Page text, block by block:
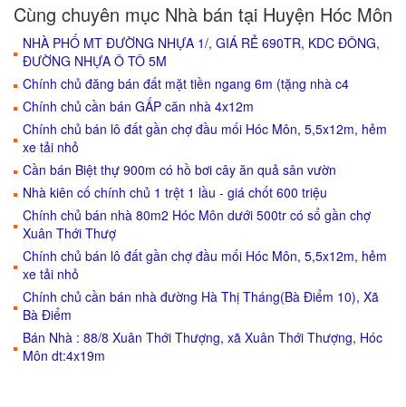
Cùng chuyên mục Nhà bán tại Huyện Hóc Môn
NHÀ PHỐ MT ĐƯỜNG NHỰA 1/, GIÁ RẺ 690TR, KDC ĐÔNG,
ĐƯỜNG NHỰA Ô TÔ 5M
Chính chủ đăng bán đất mặt tiền ngang 6m (tặng nhà c4
Chính chủ cần bán GẤP căn nhà 4x12m
Chính chủ bán lô đất gần chợ đầu mối Hóc Môn, 5,5x12m, hẻm
xe tải nhỏ
Cần bán Biệt thự 900m có hồ bơi cây ăn quả sân vườn
Nhà kiên cố chính chủ 1 trệt 1 lầu - giá chốt 600 triệu
Chính chủ bán nhà 80m2 Hóc Môn dưới 500tr có sổ gần chợ
Xuân Thới Thượ
Chính chủ bán lô đất gần chợ đầu mối Hóc Môn, 5,5x12m, hẻm
xe tải nhỏ
Chính chủ cần bán nhà đường Hà Thị Tháng(Bà Điểm 10), Xã
Bà Điểm
Bán Nhà : 88/8 Xuân Thới Thượng, xã Xuân Thới Thượng, Hóc
Môn dt:4x19m